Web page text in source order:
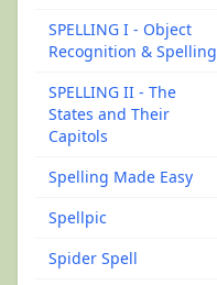
SPELLING I - Object
Recognition & Spelling
SPELLING II - The
States and Their
Capitols
Spelling Made Easy
Spellpic
Spider Spell